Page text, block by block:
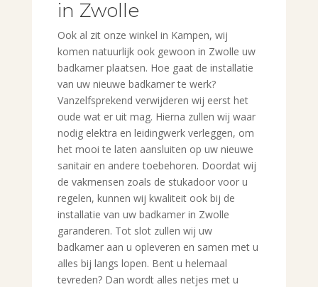
in Zwolle
Ook al zit onze winkel in Kampen, wij
komen natuurlijk ook gewoon in Zwolle uw
badkamer plaatsen. Hoe gaat de installatie
van uw nieuwe badkamer te werk?
Vanzelfsprekend verwijderen wij eerst het
oude wat er uit mag. Hierna zullen wij waar
nodig elektra en leidingwerk verleggen, om
het mooi te laten aansluiten op uw nieuwe
sanitair en andere toebehoren. Doordat wij
de vakmensen zoals de stukadoor voor u
regelen, kunnen wij kwaliteit ook bij de
installatie van uw badkamer in Zwolle
garanderen. Tot slot zullen wij uw
badkamer aan u opleveren en samen met u
alles bij langs lopen. Bent u helemaal
tevreden? Dan wordt alles netjes met u